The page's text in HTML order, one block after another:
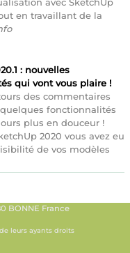
en travaillant de la
: nouvelles
qui vont vous plaire !
des commentaires
fonctionnalités
plus en douceur !
2020 vous avez eu
de vos modèles
BONNE France
leurs ayants droits